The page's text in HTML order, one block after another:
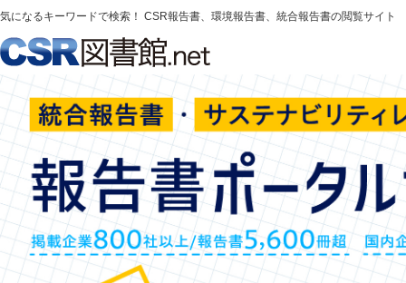
気になるキーワードで検索！ CSR報告書、環境報告書、統合報告書の閲覧サイト